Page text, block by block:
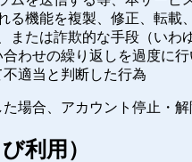
る機能を複製、修正、転
または詐欺的な手段（い
わせの繰り返しを過度に
適当と判断した行為
場合、アカウント停止・
利用）